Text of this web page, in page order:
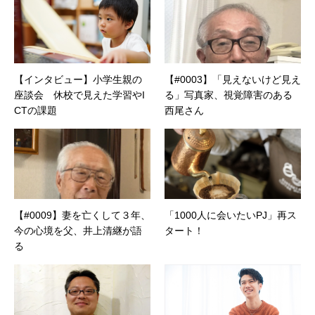
【インタビュー】小学生親の
座談会 休校で見えた学習やI
CTの課題
【#0003】「見えないけど見え
る」写真家、視覚障害のある
西尾さん
【#0009】妻を亡くして３年、
今の心境を父、井上清継が語
る
「1000人に会いたいPJ」再ス
タート！